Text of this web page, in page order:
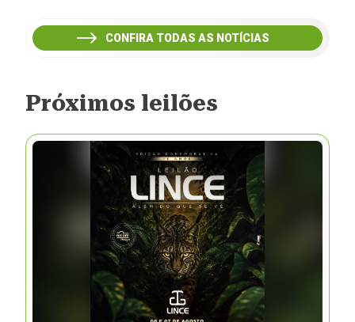
CONFIRA TODAS AS NOTÍCIAS
Próximos leilões